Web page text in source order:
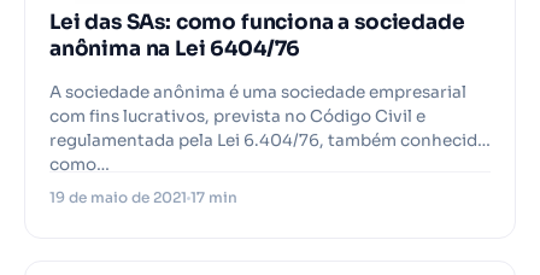
Lei das SAs: como funciona a sociedade
anônima na Lei 6404/76
A sociedade anônima é uma sociedade empresarial
com fins lucrativos, prevista no Código Civil e
regulamentada pela Lei 6.404/76, também conhecida
como…
19 de maio de 2021 17 min